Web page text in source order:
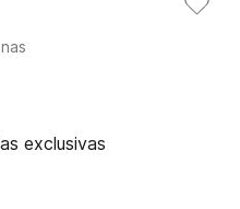
exclusivas